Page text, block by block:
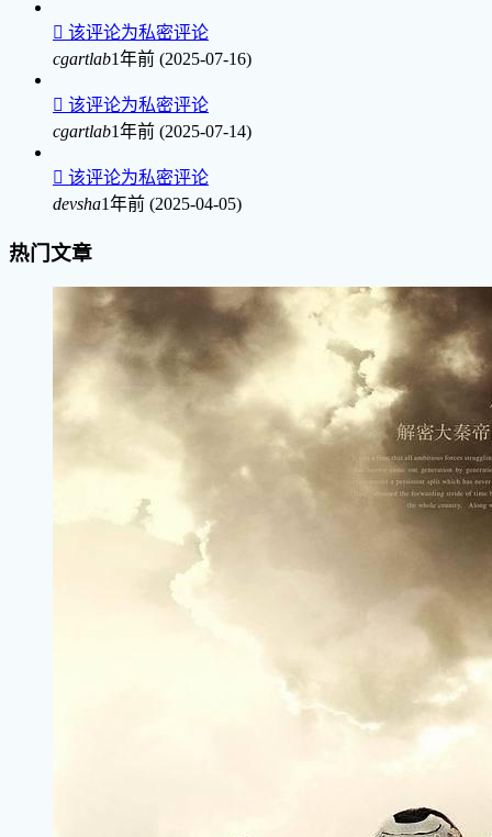
 该评论为私密评论
cgartlab1年前 (2025-07-16)
 该评论为私密评论
cgartlab1年前 (2025-07-14)
 该评论为私密评论
devsha1年前 (2025-04-05)
热门文章